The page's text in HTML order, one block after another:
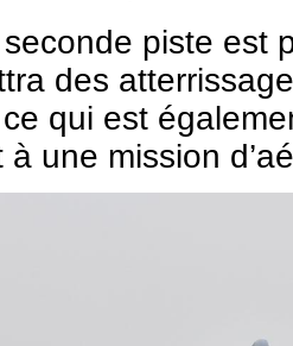
piste est
des
qui est
une mission